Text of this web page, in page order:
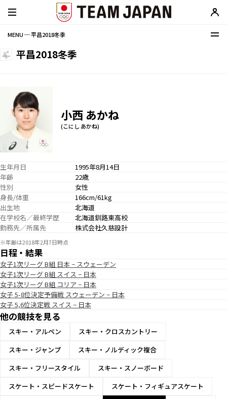
MENU ─ 平昌2018冬季
平昌2018冬季
小西 あかね
(こにし あかね)
生年月日
1995年8月14日
年齢
22歳
性別
女性
身長/体重
166cm/61kg
出生地
北海道
在学校名／最終学歴
北海道釧路東高校
勤務先／所属先
株式会社久慈設計
※年齢は2018年2月7日時点
日程・結果
女子1次リーグ B組 日本 − スウェーデン
女子1次リーグ B組 スイス − 日本
女子1次リーグ B組 コリア − 日本
女子 5-8位決定予備戦 スウェーデン − 日本
女子 5,6位決定戦 スイス − 日本
他の競技を見る
スキー・アルペン
スキー・クロスカントリー
スキー・ジャンプ
スキー・ノルディック複合
スキー・フリースタイル
スキー・スノーボード
スケート・スピードスケート
スケート・フィギュアスケート